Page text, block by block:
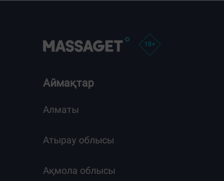
Аймақтар
Алматы
Атырау облысы
Ақмола облысы